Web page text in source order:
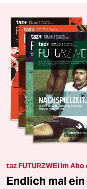
taz FUTURZWEI im
Endlich mal